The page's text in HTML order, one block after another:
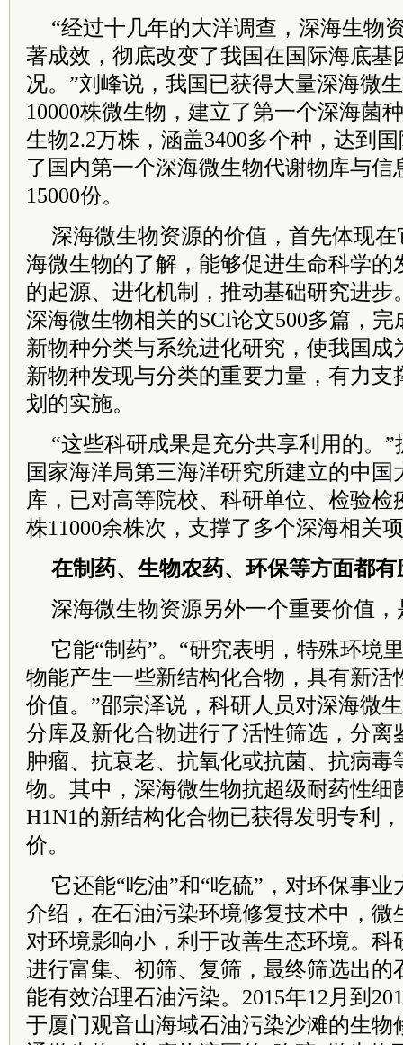
“经过十几年的大洋调查，深海生物
著成效，彻底改变了我国在国际海底基
况。”刘峰说，我国已获得大量深海微
10000株微生物，建立了第一个深海菌
生物2.2万株，涵盖3400多个种，达到
了国内第一个深海微生物代谢物库与信
15000份。
深海微生物资源的价值，首先体现
海微生物的了解，能够促进生命科学的
的起源、进化机制，推动基础研究进步
深海微生物相关的SCI论文500多篇，完
新物种分类与系统进化研究，使我国成
新物种发现与分类的重要力量，有力支
划的实施。
“这些科研成果是充分共享利用的。
国家海洋局第三海洋研究所建立的中国
库，已对高等院校、科研单位、检验检
株11000余株次，支撑了多个深海相关
在制药、生物农药、环保等方面都有
深海微生物资源另外一个重要价值
它能“制药”。“研究表明，特殊环境
物能产生一些新结构化合物，具有新活
价值。”邵宗泽说，科研人员对深海微
分库及新化合物进行了活性筛选，分离
肿瘤、抗衰老、抗氧化或抗菌、抗病毒
物。其中，深海微生物抗超级耐药性细
H1N1的新结构化合物已获得发明专利
价。
它还能“吃油”和“吃硫”，对环保事
介绍，在石油污染环境修复技术中，微
对环境影响小，利于改善生态环境。科
进行富集、初筛、复筛，最终筛选出的
能有效治理石油污染。2015年12月到
于厦门观音山海域石油污染沙滩的生物